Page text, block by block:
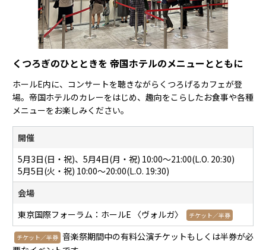
くつろぎのひとときを 帝国ホテルのメニューとともに
ホールE内に、コンサートを聴きながらくつろげるカフェが登
場。帝国ホテルのカレーをはじめ、趣向をこらしたお食事や各種
メニューをお楽しみください。
開催
5月3日(日・祝)、5月4日(月・祝) 10:00〜21:00(L.O. 20:30)
5月5日(火・祝) 10:00～20:00(L.O. 19:30)
会場
東京国際フォーラム：ホールE 〈ヴォルガ〉
チケット／半券
チケット／半券 音楽祭期間中の有料公演チケットもしくは半券が必